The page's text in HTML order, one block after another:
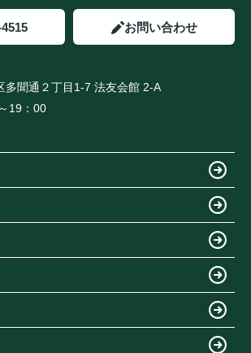
お問い合わせ
多聞通２丁目1-7 法友会館 2-A
19：00